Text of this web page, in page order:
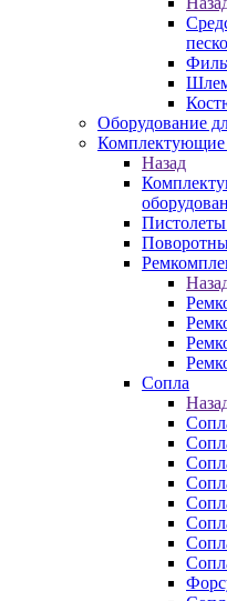
Оборудование
Комплектующие
Назад
Сопла